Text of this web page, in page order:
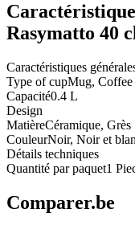
Rasymatto 40
Caractéristiques
Type of cupMug, Coffee
Capacité0.4 L
Design
MatièreCéramique, Grès
CouleurNoir, Noir et
Détails techniques
Quantité par paquet1
Comparer.be